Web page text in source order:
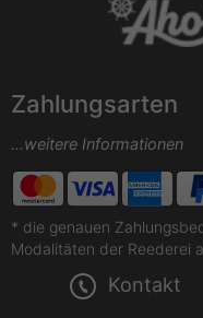
Zahlungsarten
...weitere Informationen
* die genauen
Modalitäten der Reederei
Kontakt